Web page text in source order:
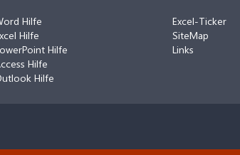
Hilfe
Hilfe
Hilfe
Hilfe
Hilfe
Excel-Ticker
SiteMap
Links